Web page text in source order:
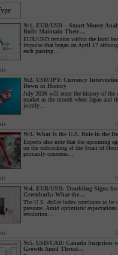
Бонус 30%
Клуб бонуси